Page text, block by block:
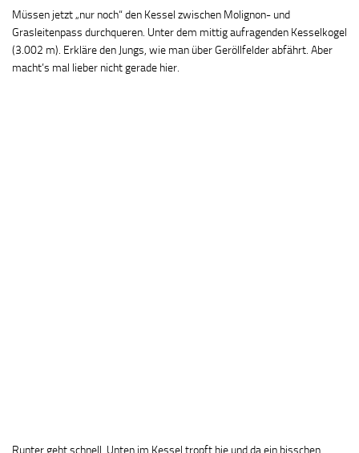
Müssen jetzt „nur noch“ den Kessel zwischen Molignon- und
Grasleitenpass durchqueren. Unter dem mittig aufragenden Kesselkogel
(3.002 m). Erkläre den Jungs, wie man über Geröllfelder abfährt. Aber
macht’s mal lieber nicht gerade hier.